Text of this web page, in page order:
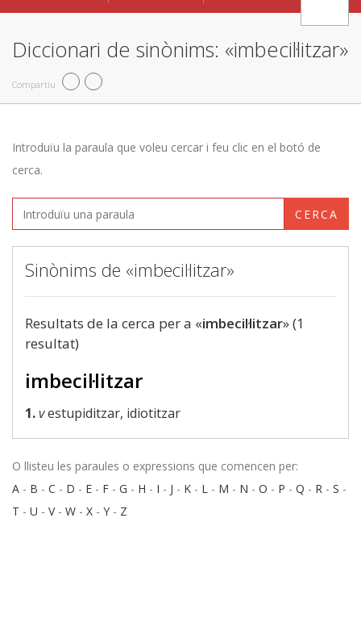
Diccionari de sinònims: «imbecil·litzar»
Compartiu
Introduïu la paraula que voleu cercar i feu clic en el botó de
cerca.
CERCA
Sinònims de «imbecil·litzar»
Resultats de la cerca per a «imbecil·litzar» (1
resultat)
imbecil·litzar
1.vestupiditzar, idiotitzar
O llisteu les paraules o expressions que comencen per:
A - B - C - D - E - F - G - H - I - J - K - L - M - N - O - P - Q - R - S -
T - U - V- W - X - Y - Z